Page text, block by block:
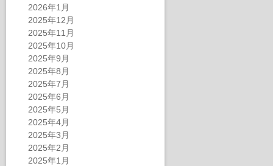
2026年1月
2025年12月
2025年11月
2025年10月
2025年9月
2025年8月
2025年7月
2025年6月
2025年5月
2025年4月
2025年3月
2025年2月
2025年1月